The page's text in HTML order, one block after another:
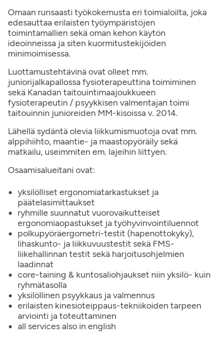
Omaan runsaasti työkokemusta eri toimialoilta, joka
edesauttaa erilaisten työympäristöjen
toimintamallien sekä oman kehon käytön
ideoinneissa ja siten kuormitustekijöiden
minimoimisessa.
Luottamustehtävinä ovat olleet mm.
juniorijalkapallossa fysioterapeuttina toimiminen
sekä Kanadan taitouintimaajoukkueen
fysioterapeutin / psyykkisen valmentajan toimi
taitouinnin junioreiden MM-kisoissa v. 2014.
Lähellä sydäntä olevia liikkumismuotoja ovat mm.
alppihiihto, maantie- ja maastopyöräily sekä
matkailu, useimmiten em. lajeihin liittyen.
Osaamisalueitani ovat:
yksilölliset ergonomiatarkastukset ja
päätelasimittaukset
ryhmille suunnatut vuorovaikutteiset
ergonomiaopastukset ja työhyvinvointiluennot
polkupyöräergometri-testit (hapenottokyky),
lihaskunto- ja liikkuvuustestit sekä FMS-
liikehallinnan testit sekä harjoitusohjelmien
laadinnat
core-taining & kuntosaliohjaukset niin yksilö- kuin
ryhmätasolla
yksilöllinen psyykkaus ja valmennus
erilaisten kinesioteippaus-tekniikoiden tarpeen
arviointi ja toteuttaminen
all services also in english